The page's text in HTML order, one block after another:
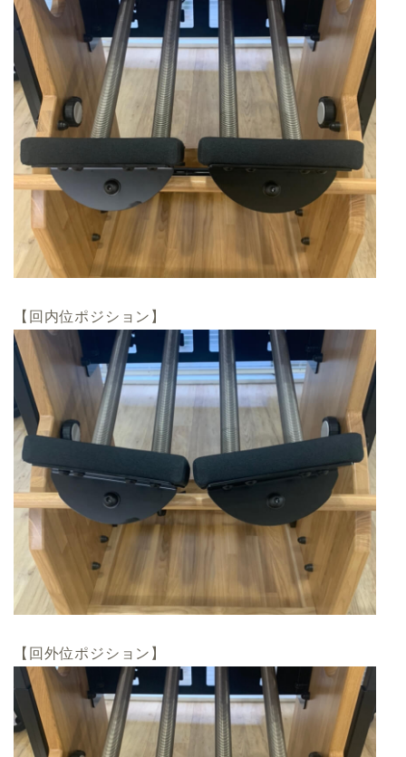
【回内位ポジション】
【回外位ポジション】